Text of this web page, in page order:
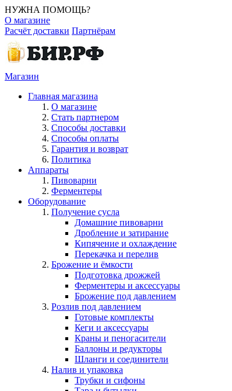
НУЖНА ПОМОЩЬ?
О магазине
Расчёт доставки Партнёрам
Магазин
Главная магазина
О магазине
Стать партнером
Способы доставки
Способы оплаты
Гарантия и возврат
Политика
Аппараты
Пивоварни
Ферментеры
Оборудование
Получение сусла
Домашние пивоварни
Дробление и затирание
Кипячение и охлаждение
Перекачка и перелив
Брожение и ёмкости
Подготовка дрожжей
Ферментеры и аксессуары
Брожение под давлением
Розлив под давлением
Готовые комплекты
Кеги и аксессуары
Краны и пеногасители
Баллоны и редукторы
Шланги и соединители
Налив и упаковка
Трубки и сифоны